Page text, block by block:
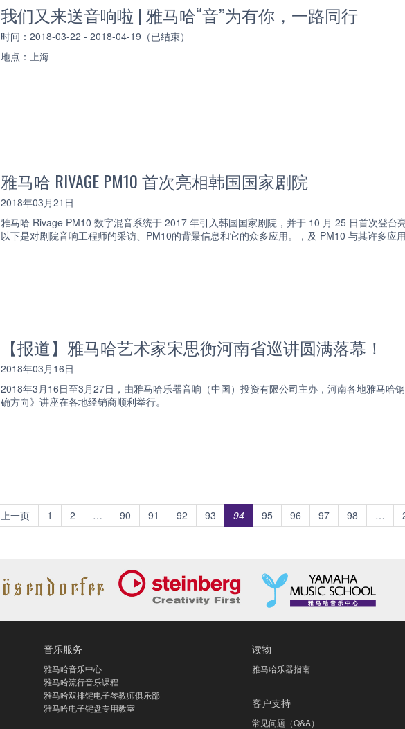
我们又来送音响啦 | 雅马哈“音”为有你，一路同行
时间：2018-03-22 - 2018-04-19（已结束）
地点：上海
雅马哈 RIVAGE PM10 首次亮相韩国国家剧院
2018年03月21日
雅马哈 Rivage PM10 数字混音系统于 2017 年引入韩国国家剧院，并于 10 月 25 日首次登
以下是对剧院音响工程师的采访、PM10的背景信息和它的众多应用。，及 PM10 与其许多应
【报道】雅马哈艺术家宋思衡河南省巡讲圆满落幕！
2018年03月16日
2018年3月16日至3月27日，由雅马哈乐器音响（中国）投资有限公司主办，河南各地雅马哈
确方向》讲座在各地经销商顺利举行。
上一页 1 2 … 90 91 92 93 94 95 96 97 98 …
音乐服务
雅马哈音乐中心
雅马哈流行音乐课程
雅马哈双排键电子琴教师俱乐部
雅马哈电子键盘专用教室
读物
雅马哈乐器指南
客户支持
常见问题（Q&A）